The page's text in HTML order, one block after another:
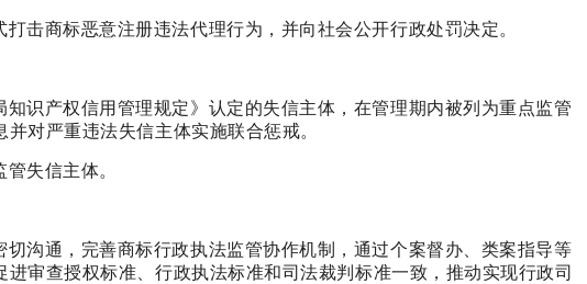
击商标恶意注册违法代理行为，并向社会公开行政处罚决定。
识产权信用管理规定》认定的失信主体，在管理期内被列为重点监管
对严重违法失信主体实施联合惩戒。
失信主体。
沟通，完善商标行政执法监管协作机制，通过个案督办、类案指导等
审查授权标准、行政执法标准和司法裁判标准一致，推动实现行政司